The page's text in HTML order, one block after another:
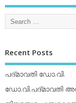
Recent Posts
പദ്മാവതി ഡോ.വി.
ഡോ.വി.പദ്മാവതി